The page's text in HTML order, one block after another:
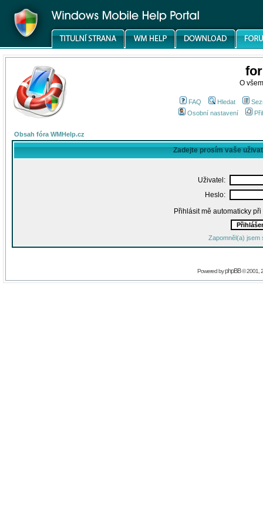
O
FAQ Hledat
Osobní nastavení
Obsah fóra WMHelp.cz
Zadejte prosím vaše
Uživatel:
Heslo:
Přihlásit mě automaticky
Zapomněl(a) jsem
Powered byphpBB© 2001,